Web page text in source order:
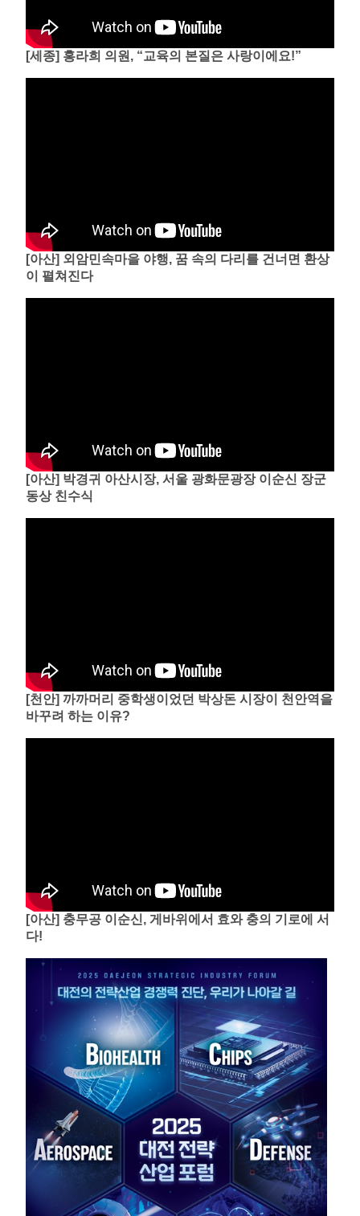
[세종] 홍라희 의원, “교육의 본질은 사랑이에요!”
[아산] 외암민속마을 야행, 꿈 속의 다리를 건너면 환상
이 펼쳐진다
[아산] 박경귀 아산시장, 서울 광화문광장 이순신 장군
동상 친수식
[천안] 까까머리 중학생이었던 박상돈 시장이 천안역을
바꾸려 하는 이유?
[아산] 충무공 이순신, 게바위에서 효와 충의 기로에 서
다!